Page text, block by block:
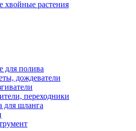
хвойные растения
для полива
дождеватели
переходники
для шланга